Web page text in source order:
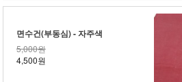
면수건(부동심) - 자주색
5,000원
4,500원